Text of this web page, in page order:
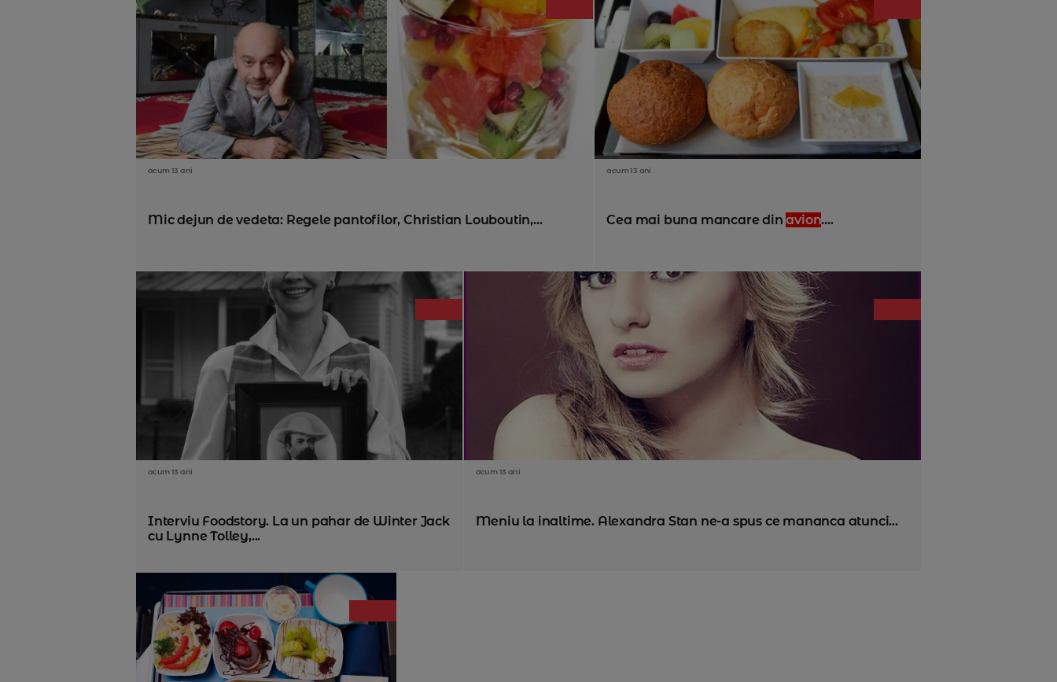
acum 13 ani
Mic dejun de vedeta: Regele pantofilor, Christian Louboutin,...
acum 13 ani
Cea mai buna mancare dinavion....
acum 13 ani
Interviu Foodstory. La un pahar de Winter Jack
cu Lynne Tolley,...
acum 13 ani
Meniu la inaltime. Alexandra Stan ne-a spus ce mananca atunci...